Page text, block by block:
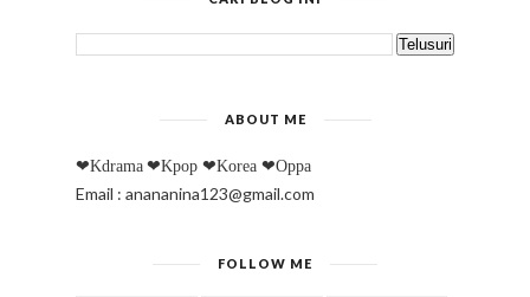
ABOUT ME
❤Kdrama ❤Kpop ❤Korea ❤Oppa
Email : anananina123@gmail.com
FOLLOW ME